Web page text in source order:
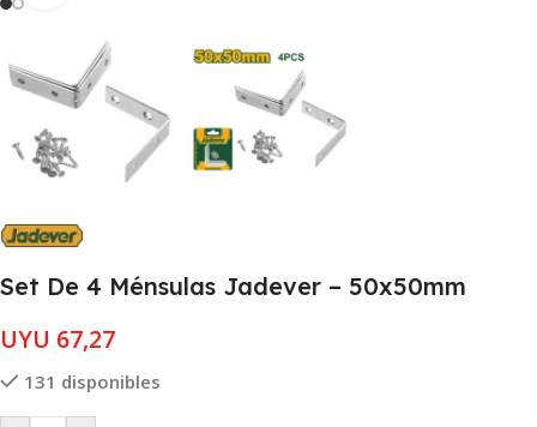
Set De 4 Ménsulas Jadever – 50x50mm
UYU 67,27
131 disponibles